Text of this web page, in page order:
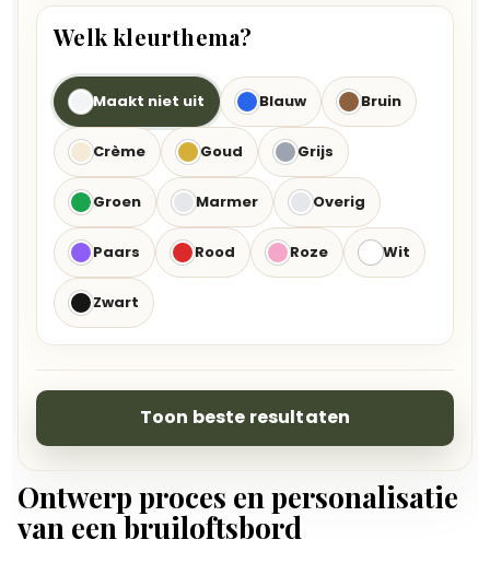
Welk kleurthema?
Maakt niet uit Blauw Bruin
Crème Goud Grijs
Groen Marmer Overig
Paars Rood Roze Wit
Zwart
Toon beste resultaten
Ontwerp proces en personalisatie
van een bruiloftsbord